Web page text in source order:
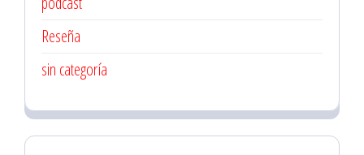
Reseña
sin categoría